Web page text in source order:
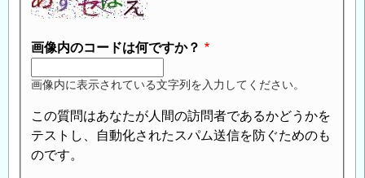
画像内のコードは何ですか？
画像内に表示されている文字列を入力してください。
この質問はあなたが人間の訪問者であるかどうかを
テストし、自動化されたスパム送信を防ぐためのも
のです。